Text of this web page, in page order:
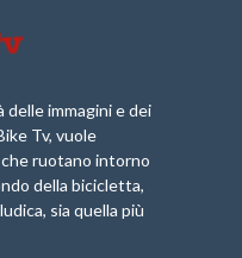
delle immagini e dei
Tv, vuole
ruotano intorno
della bicicletta,
sia quella più